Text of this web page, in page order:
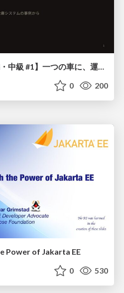
0 200
Power of Jakarta EE
0 530